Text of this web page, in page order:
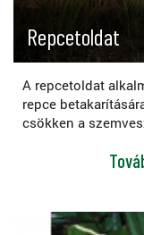
Repcetoldat
A repcetoldat
repce
csökken a